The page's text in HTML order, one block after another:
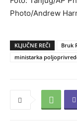
Photo/Andrew
KLJUČNE REČI Bruk
ministarka